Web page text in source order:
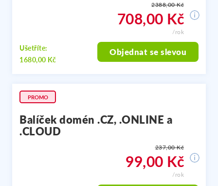
2388,00 Kč
708,00 Kč
/rok
Ušetříte:
1680,00 Kč
Objednat se slevou
PROMO
Balíček domén .CZ, .ONLINE a
.CLOUD
237,00 Kč
99,00 Kč
/rok